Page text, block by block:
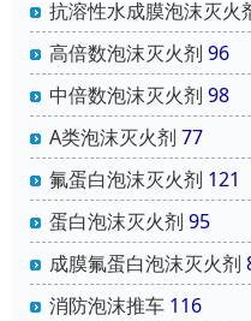
抗溶性水成膜泡沫灭火
高倍数泡沫灭火剂 96
中倍数泡沫灭火剂 98
A类泡沫灭火剂 77
氟蛋白泡沫灭火剂 121
蛋白泡沫灭火剂 95
成膜氟蛋白泡沫灭火剂
消防泡沫推车 116